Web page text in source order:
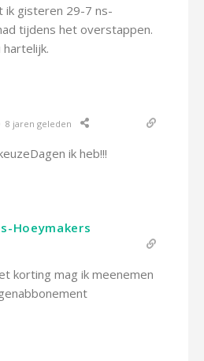
ik gisteren 29-7 ns-
tijdens het overstappen.
hartelijk.
8 jaren geleden
ik heb!!!
Hoeymakers
korting mag ik meenemen